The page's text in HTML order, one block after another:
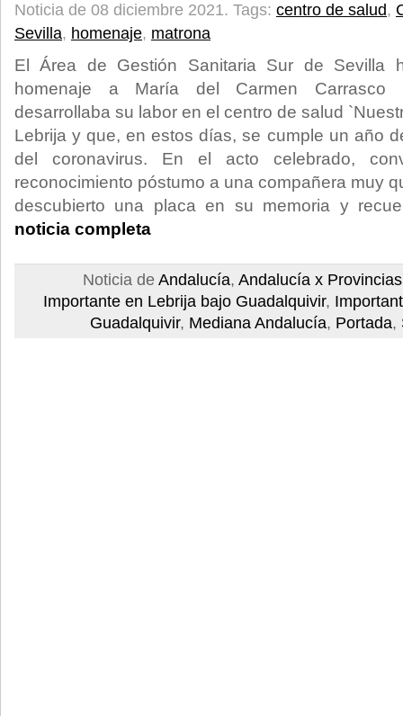
Noticia de 08 diciembre 2021. Tags: centro de salud,
Sevilla, homenaje, matrona
El Área de Gestión Sanitaria Sur de Sevilla
homenaje a María del Carmen Carrasco
desarrollaba su labor en el centro de salud
Lebrija y que, en estos días, se cumple un año
del coronavirus. En el acto celebrado,
reconocimiento póstumo a una compañera muy
descubierto una placa en su memoria y
noticia completa
Noticia de Andalucía, Andalucía x Provincias
Importante en Lebrija bajo Guadalquivir,
Guadalquivir, Mediana Andalucía, Portada,